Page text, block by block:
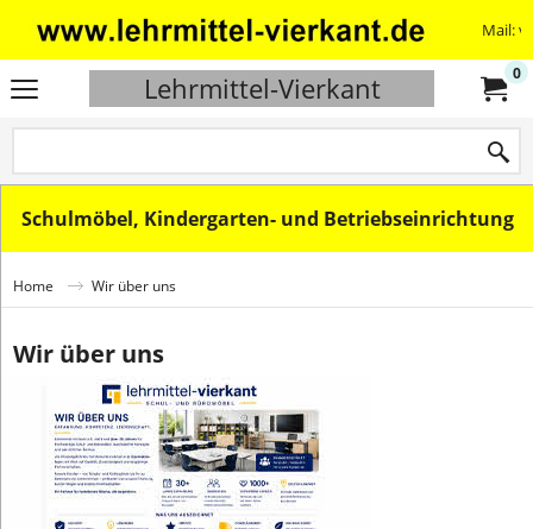
Mail:
Lehrmittel-Vierkant 0
Schulmöbel, Kindergarten- und Betriebseinrichtung
Home Wir über uns
Wir über uns